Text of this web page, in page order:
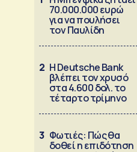
70.000.000 ευρώ
για να πουλήσει
τον Παυλίδη
2 Η Deutsche Bank
βλέπει τον χρυσό
στα 4.600 δολ. το
τέταρτο τρίμηνο
3 Φωτιές: Πώς θα
δοθεί η επιδότηση